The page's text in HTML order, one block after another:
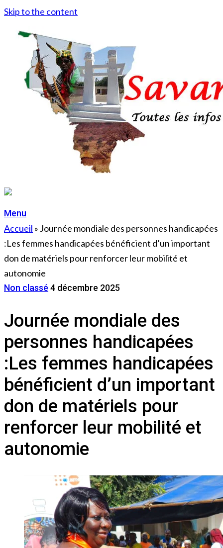
Skip to the content
Menu
Accueil » Journée mondiale des personnes handicapées
:Les femmes handicapées bénéficient d’un important
don de matériels pour renforcer leur mobilité et
autonomie
Non classé 4 décembre 2025
Journée mondiale des
personnes handicapées
:Les femmes handicapées
bénéficient d’un important
don de matériels pour
renforcer leur mobilité et
autonomie